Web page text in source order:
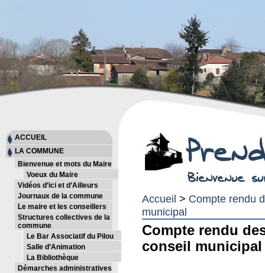
ACCUEIL
LA COMMUNE
Bienvenue et mots du Maire
Voeux du Maire
Vidéos d’ici et d’Ailleurs
Journaux de la commune
Le maire et les conseillers
Structures collectives de la
commune
Le Bar Associatif du Pilou
Salle d’Animation
La Bibliothèque
Démarches administratives
Accueil > Compte rendu
municipal
Compte rendu
conseil municipal